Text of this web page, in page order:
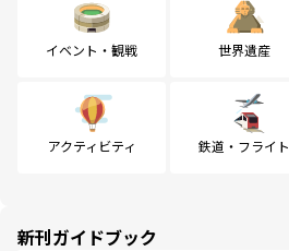
イベント・観戦 世界遺産
アクティビティ 鉄道・フライト
新刊ガイドブック